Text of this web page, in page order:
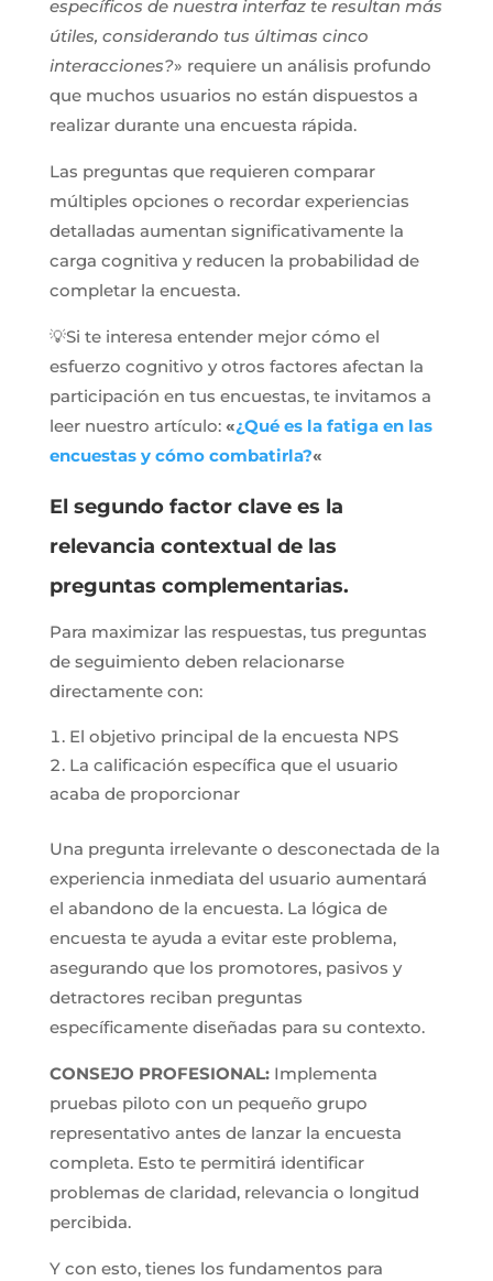
específicos de nuestra interfaz te resultan más
útiles, considerando tus últimas cinco
interacciones?» requiere un análisis profundo
que muchos usuarios no están dispuestos a
realizar durante una encuesta rápida.
Las preguntas que requieren comparar
múltiples opciones o recordar experiencias
detalladas aumentan significativamente la
carga cognitiva y reducen la probabilidad de
completar la encuesta.
💡Si te interesa entender mejor cómo el
esfuerzo cognitivo y otros factores afectan la
participación en tus encuestas, te invitamos a
leer nuestro artículo: «¿Qué es la fatiga en las
encuestas y cómo combatirla?«
El segundo factor clave es la
relevancia contextual de las
preguntas complementarias.
Para maximizar las respuestas, tus preguntas
de seguimiento deben relacionarse
directamente con:
El objetivo principal de la encuesta NPS
La calificación específica que el usuario
acaba de proporcionar
Una pregunta irrelevante o desconectada de la
experiencia inmediata del usuario aumentará
el abandono de la encuesta. La lógica de
encuesta te ayuda a evitar este problema,
asegurando que los promotores, pasivos y
detractores reciban preguntas
específicamente diseñadas para su contexto.
CONSEJO PROFESIONAL:Implementa
pruebas piloto con un pequeño grupo
representativo antes de lanzar la encuesta
completa. Esto te permitirá identificar
problemas de claridad, relevancia o longitud
percibida.
Y con esto, tienes los fundamentos para